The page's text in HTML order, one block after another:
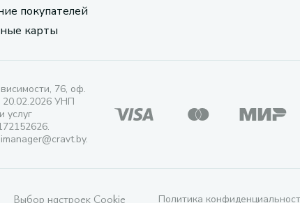
покупателей
карты
76, оф.
20.02.2026 УНП
услуг
Выбор настроек Cookie Политика